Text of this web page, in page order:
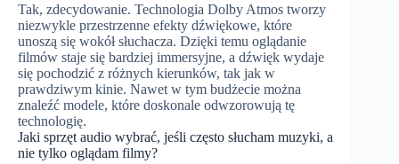
Tak, zdecydowanie. Technologia Dolby Atmos tworzy
niezwykle przestrzenne efekty dźwiękowe, które
unoszą się wokół słuchacza. Dzięki temu oglądanie
filmów staje się bardziej immersyjne, a dźwięk wydaje
się pochodzić z różnych kierunków, tak jak w
prawdziwym kinie. Nawet w tym budżecie można
znaleźć modele, które doskonale odwzorowują tę
technologię.
Jaki sprzęt audio wybrać, jeśli często słucham muzyki, a
nie tylko oglądam filmy?